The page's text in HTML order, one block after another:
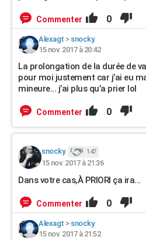
Commenter 0
Alexagt > snocky.
15 nov. 2017 à 20:42
La prolongation de la durée de
pour moi justement car j’ai eu
mineure... j’ai plus qu’a prier lol
Commenter 0
snocky. 147
15 nov. 2017 à 21:36
Dans votre cas,À PRIORI ça ira...
Commenter 0
Alexagt > snocky.
15 nov. 2017 à 21:52